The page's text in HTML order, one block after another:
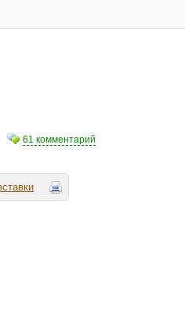
61 комментарий